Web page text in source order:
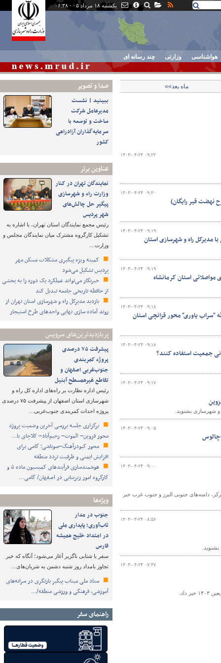
یکشنبه ۱۸ مرداد ۰۵ - ۰۶:۳۸
هواشناسی وزارتی چند رسانه ای
صدا و تصوير
ببینید | نشست
مدیرعامل شرکت
ساخت و توسعه با
سرمایه‌گذاران آزادراهی
کشور
عناوین برتر
نمایندگان تهران در کنار
وزارت راه و شهرسازی
پیگیر حل چالش‌های
شهر پردیس
رئیس مجمع نمایندگان استان تهران، با اشاره به
تشکیل کارگروه مشترک میان نمایندگان مجلس و
وزارت…
کمیته ویژه پیگیری مشکلات مسکن مهر
پردیس تشکیل می‌شود
خبرنگار می‌تواند عملکرد یک دوره را به بخشی
از حافظه تاریخی جامعه تبدیل کند
بازدید مدیرکل راه و شهرسازی استان تهران از
روند آماده سازی نهایی واحدهای طرح استیجار
پربازدیدترین‌های سرویس
پیشرفت ۷۵ درصدی
پروژه کمربندی
جنوب‌غربی اصفهان و
تقاطع غیرهمسطح آبنیل
رئیس اداره نظارت بر راه‌های اداره کل راه و
شهرسازی استان اصفهان از پیشرفت ۷۵ درصدی
پروژه احداث کمربندی جنوب‌غربی…
برگزاری جلسه بررسی آخرین وضعیت پروژه
محور قزوین– الموت– رحیم‌آباد– کلاچای با…
محور کبودرآهنگ–سوباشی؛ گامی برای
افزایش ایمنی و ظرفیت تردد منطقه
هوشمندسازی فرآیندهای کمیسیون ماده ۵ و
کارگروه امور زیربنایی در اصفهان/ گامی…
ویژه‌ها
جنوب در مدار
تاب‌آوری؛ پایداری ملی
در امتداد خلیج همیشه
فارس
سفر با شتابی ناگزیر آغاز می‌شود؛ آنگاه که خبر
تجاوز بامداد روز شنبه دشمن به شریان‌های…
ستاد ملی میناب پیگیر بازنگری در سرانه‌های
آموزشی، فرهنگی و ورزشی منطقه/…
راهنمای سفر
ماه بعد»»
۱۴۰۳-۰۴-۲۴ ۰۹:۲۲
۱۴۰۳-۰۴-۲۴ ۰۹:۲۰
نهضت قیر رایگان)
۱۴۰۳-۰۴-۲۴ ۰۹:۱۹
راه و شهرسازی استان
۱۴۰۳-۰۴-۲۴ ۰۹:۱۹
۱۴۰۳-۰۴-۲۴ ۰۹:۱۸
"سراب یاوری" محور قزانچی استان
۱۴۰۳-۰۴-۲۴ ۰۹:۱۸
جمعیت استفاده کنند؟
۱۴۰۳-۰۴-۲۴ ۰۹:۱۷
و شهرسازی بشنوید.
۱۴۰۳-۰۴-۲۴ ۰۹:۰۵
۱۴۰۳-۰۴-۲۴ ۰۹:۰۰
دامنه‌های جنوبی البرز و جنوب غرب خبر
۱۴۰۳-۰۴-۲۴ ۰۸:۵۶
۱۴۰۳-۰۴-۲۴ ۰۷:۴۷
داد.